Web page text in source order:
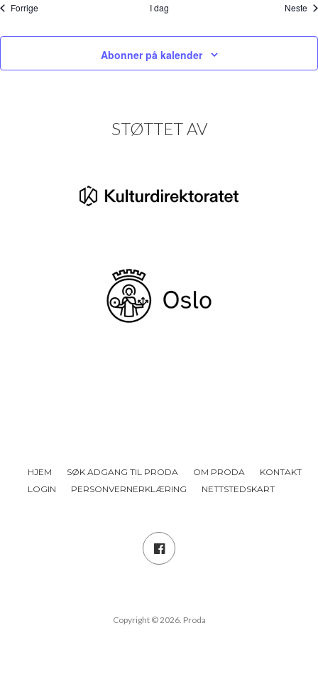
Forrige I dag Neste
Abonner på kalender
STØTTET AV
HJEM SØK ADGANG TIL PRODA OM PRODA
KONTAKT
LOGIN
PERSONVERNERKLÆRING NETTSTEDSKART
Copyright © 2026. Proda